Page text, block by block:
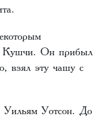
Кушчи. Он прибыл
взял эту чашу с
Уильям Уотсон. До